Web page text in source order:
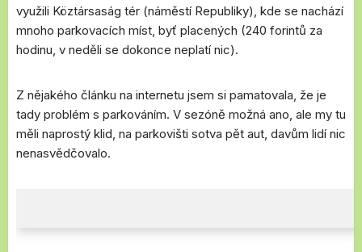
využili Köztársaság tér (náměstí Republiky), kde se nachází
mnoho parkovacích míst, byť placených (240 forintů za
hodinu, v neděli se dokonce neplatí nic).
Z nějakého článku na internetu jsem si pamatovala, že je
tady problém s parkováním. V sezóně možná ano, ale my tu
měli naprostý klid, na parkovišti sotva pět aut, davům lidí nic
nenasvědčovalo.